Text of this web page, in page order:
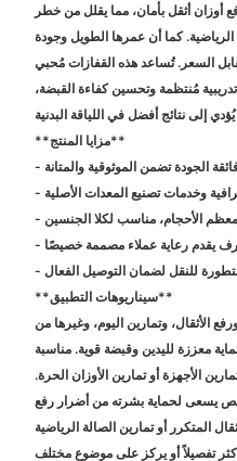
أوزان أثقل بأمان، مما يقلل من خطر
الرياضية. كما أن عمرها الطويل وجودة
السعر. تُساعد هذه القفازات مُحبي
مُنتظمة وتحسين كفاءة القبضة،
**مزايا المنتج**
الجودة تضمن الموثوقية والمتانة
وخدمات تصنيع المعدات الأصلية
الأحجام، مناسب لكلا الجنسين
يقدم رعاية عملاء مصممة خصيصًا
للنقل لضمان التوصيل الفعال
**سيناريوهات التطبيق**
الأثقال، وتمارين اليوم، وغيرها من
معززة لليدين وقبضة قوية. مناسبة
الأجهزة أو تمارين الأوزان الحرة.
يسعى لحماية بشرته من أضرار رفع